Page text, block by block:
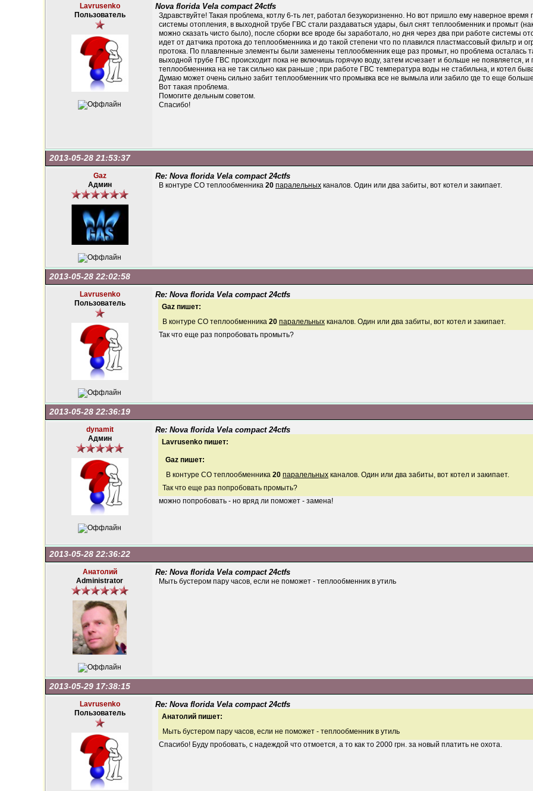
Lavrusenko
Пользователь
Nova florida Vela compact 24ctfs
Здравствуйте! Такая проблема, котлу 6-ть лет, работал безукоризненно. Но вот пришло ему наверное время
системы отопления, в выходной трубе ГВС стали раздаваться удары, был снят теплообменник и промыт
можно сказать чисто было), после сборки все вроде бы заработало, но дня через два при работе системы
идет от датчика протока до теплообменника и до такой степени что по плавился пластмассовый фильтр и
протока. По плавленные элементы были заменены теплообменник еще раз промыт, но проблема осталась
выходной трубе ГВС происходит пока не включишь горячую воду, затем исчезает и больше не появляется, и
теплообменника на не так сильно как раньше ; при работе ГВС температура воды не стабильна, и котел
Думаю может очень сильно забит теплообменник что промывка все не вымыла или забило где то еще
Вот такая проблема.
Помогите дельным советом.
Спасибо!
2013-05-28 21:53:37
Gaz
Админ
Re: Nova florida Vela compact 24ctfs
В контуре СО теплообменника 20 паралельных каналов. Один или два забиты, вот котел и закипает.
2013-05-28 22:02:58
Lavrusenko
Пользователь
Re: Nova florida Vela compact 24ctfs
Gaz пишет:
В контуре СО теплообменника 20 паралельных каналов. Один или два забиты, вот котел и закипает.
Так что еще раз попробовать промыть?
2013-05-28 22:36:19
dynamit
Админ
Re: Nova florida Vela compact 24ctfs
Lavrusenko пишет:
Gaz пишет:
В контуре СО теплообменника 20 паралельных каналов. Один или два забиты, вот котел и закипает.
Так что еще раз попробовать промыть?
можно попробовать - но вряд ли поможет - замена!
2013-05-28 22:36:22
Анатолий
Administrator
Re: Nova florida Vela compact 24ctfs
Мыть бустером пару часов, если не поможет - теплообменник в утиль
2013-05-29 17:38:15
Lavrusenko
Пользователь
Re: Nova florida Vela compact 24ctfs
Анатолий пишет:
Мыть бустером пару часов, если не поможет - теплообменник в утиль
Спасибо! Буду пробовать, с надеждой что отмоется, а то как то 2000 грн. за новый платить не охота.